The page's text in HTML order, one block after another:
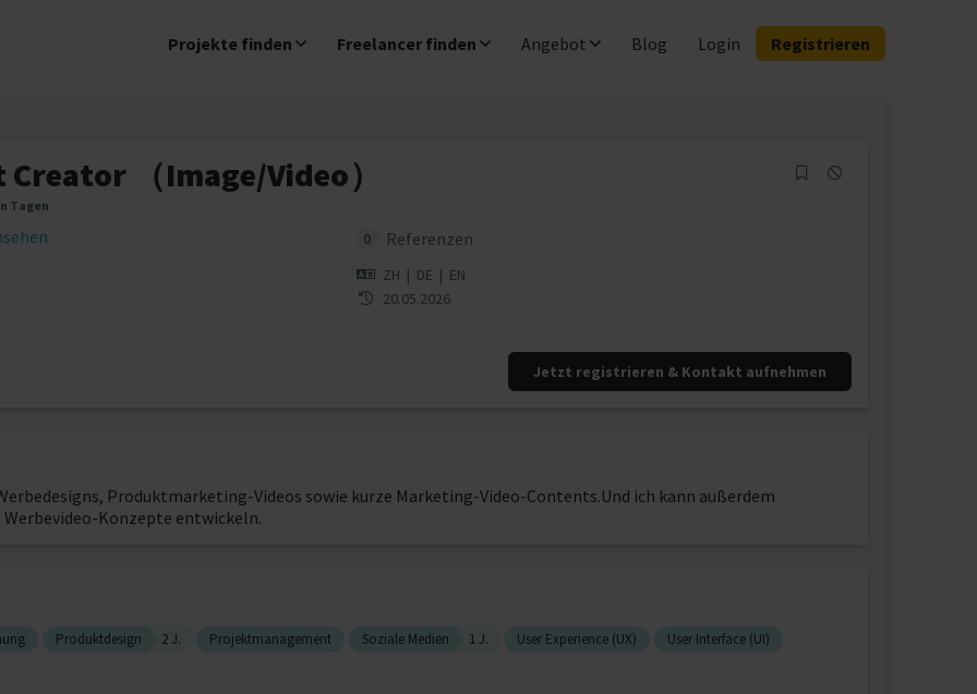
Projekte finden Freelancer finden Angebot Blog Login Registrieren
（Image/Video）
Tagen
0 Referenzen
ZH | DE | EN
20.05.2026
Jetzt registrieren & Kontakt aufnehmen
Produktmarketing-Videos sowie kurze Marketing-Video-Contents.Und ich kann außerdem
Konzepte entwickeln.
Produktdesign 2 J. Projektmanagement Soziale Medien 1 J. User Experience (UX)
User Interface (UI)